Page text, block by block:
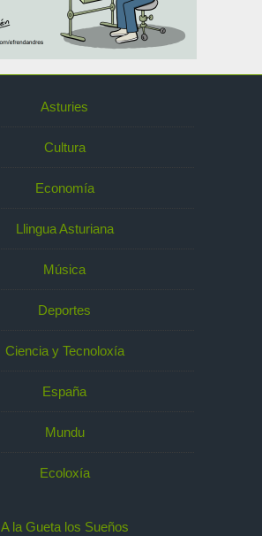
Asturies
Cultura
Economía
Llingua Asturiana
Música
Deportes
Ciencia y Tecnoloxía
España
Mundu
Ecoloxía
A la Gueta los Sueños